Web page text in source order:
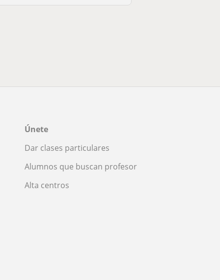
Únete
Dar clases particulares
Alumnos que buscan profesor
Alta centros